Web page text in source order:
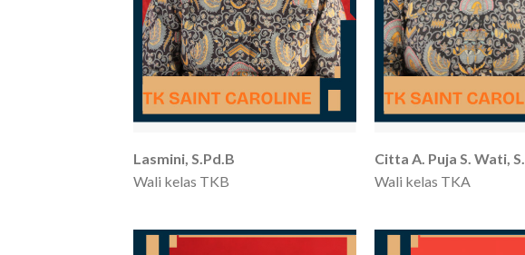
Lasmini, S.Pd.B
Wali kelas TKB
Citta A. Puja S. Wati,
Wali kelas TKA